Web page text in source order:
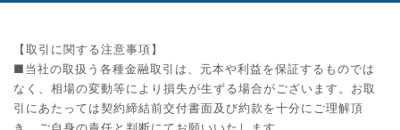
【取引に関する注意事項】
■当社の取扱う各種金融取引は、元本や利益を保証するものでは
なく、相場の変動等により損失が生ずる場合がございます。お取
引にあたっては契約締結前交付書面及び約款を十分にご理解頂